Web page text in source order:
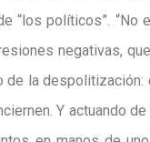
“los políticos”. “No
negativas,
de la
Y actuando